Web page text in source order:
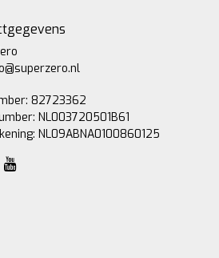
82723362
NL003720501B61
NL09ABNA0100860125